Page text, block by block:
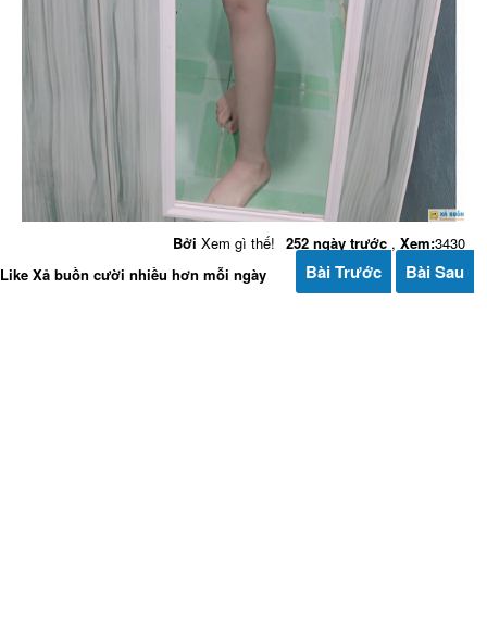
252 ngày trước , Xem:3430
Bởi Xem gì thế!
Bài Trước Bài Sau
Like Xả buồn cười nhiều hơn mỗi ngày